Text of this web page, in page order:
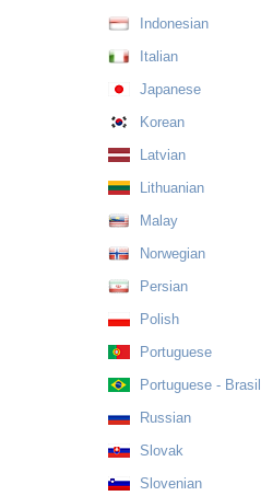
Indonesian
Italian
Japanese
Korean
Latvian
Lithuanian
Malay
Norwegian
Persian
Polish
Portuguese
Portuguese - Brasil
Russian
Slovak
Slovenian